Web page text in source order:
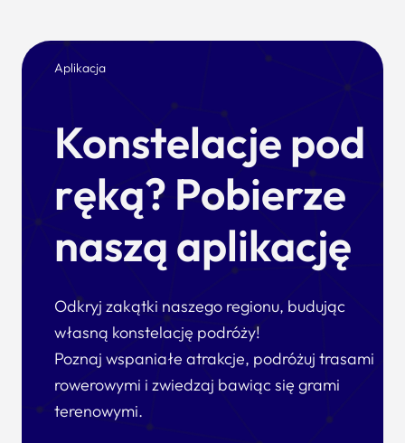
Aplikacja
Konstelacje pod
ręką? Pobierze
naszą aplikację
Odkryj zakątki naszego regionu, budując
własną konstelację podróży!
Poznaj wspaniałe atrakcje, podróżuj trasami
rowerowymi i zwiedzaj bawiąc się grami
terenowymi.